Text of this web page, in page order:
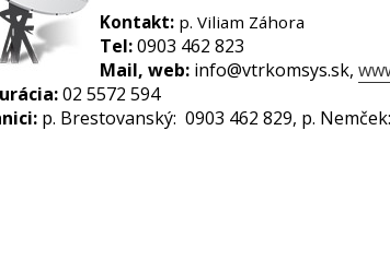
Kontakt: p. Viliam Záhora
Tel:0903 462 823
Mail, web: info@vtrkomsys.sk,
02 5572 594
p. Brestovanský: 0903 462 829, p.